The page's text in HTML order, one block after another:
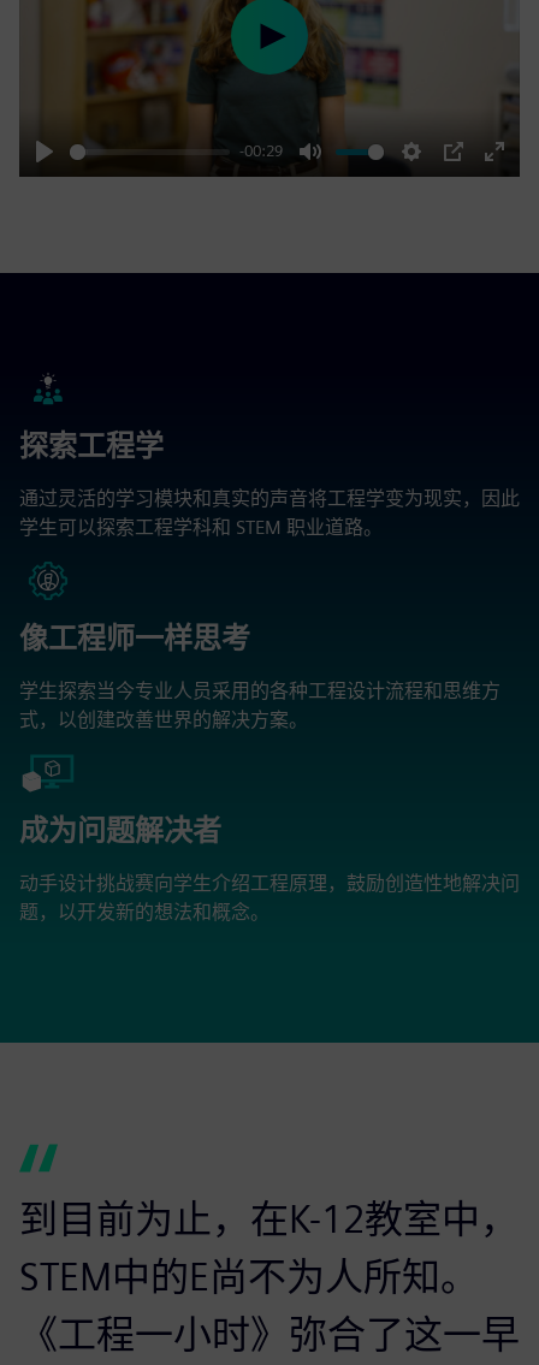
Play
-00:29
Mute Settings
PIP
Enter
Play
探索工程学
通过灵活的学习模块和真实的声音将工程学变为现实，因此
学生可以探索工程学科和 STEM 职业道路。
像工程师一样思考
学生探索当今专业人员采用的各种工程设计流程和思维方
式，以创建改善世界的解决方案。
成为问题解决者
动手设计挑战赛向学生介绍工程原理，鼓励创造性地解决问
题，以开发新的想法和概念。
到目前为止，在K-12教室中，
STEM中的E尚不为人所知。
《工程一小时》弥合了这一早